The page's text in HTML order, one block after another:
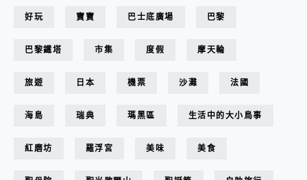
好玩 寶寶 巴士底廣場 巴黎
巴黎鐵塔 市集 度假 摩天輪
旅遊 日本 機票 沙灘 法國
海島 瑞典 瑪黑區 生活中的大小鳥事
紅磨坊 羅浮宮 美味 美食